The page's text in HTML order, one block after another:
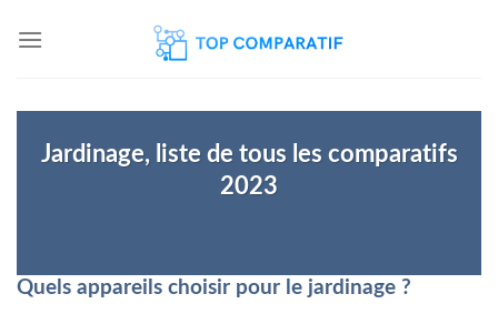
Jardinage, liste de tous les comparatifs
2023
Quels appareils choisir pour le jardinage ?